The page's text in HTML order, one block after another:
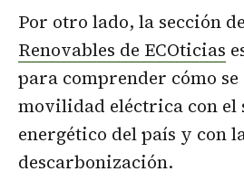
Por otro lado, la sección de
Renovables de ECOticias
para comprender cómo
movilidad eléctrica con el
energético del país y con
descarbonización.